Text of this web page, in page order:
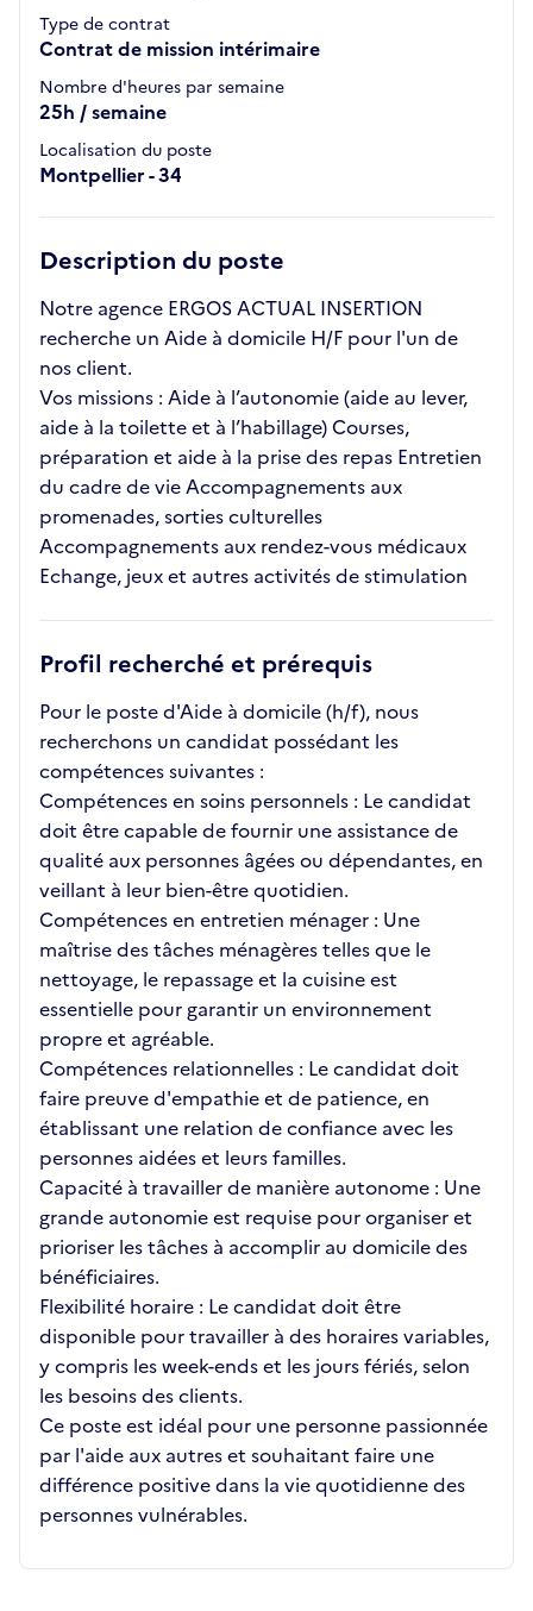
Type de contrat
Contrat de mission intérimaire
Nombre d'heures par semaine
25h / semaine
Localisation du poste
Montpellier - 34
Description du poste
Notre agence ERGOS ACTUAL INSERTION
recherche un Aide à domicile H/F pour l'un de
nos client.
Vos missions : Aide à l’autonomie (aide au lever,
aide à la toilette et à l’habillage) Courses,
préparation et aide à la prise des repas Entretien
du cadre de vie Accompagnements aux
promenades, sorties culturelles
Accompagnements aux rendez-vous médicaux
Echange, jeux et autres activités de stimulation
Profil recherché et prérequis
Pour le poste d'Aide à domicile (h/f), nous
recherchons un candidat possédant les
compétences suivantes :
Compétences en soins personnels : Le candidat
doit être capable de fournir une assistance de
qualité aux personnes âgées ou dépendantes, en
veillant à leur bien-être quotidien.
Compétences en entretien ménager : Une
maîtrise des tâches ménagères telles que le
nettoyage, le repassage et la cuisine est
essentielle pour garantir un environnement
propre et agréable.
Compétences relationnelles : Le candidat doit
faire preuve d'empathie et de patience, en
établissant une relation de confiance avec les
personnes aidées et leurs familles.
Capacité à travailler de manière autonome : Une
grande autonomie est requise pour organiser et
prioriser les tâches à accomplir au domicile des
bénéficiaires.
Flexibilité horaire : Le candidat doit être
disponible pour travailler à des horaires variables,
y compris les week-ends et les jours fériés, selon
les besoins des clients.
Ce poste est idéal pour une personne passionnée
par l'aide aux autres et souhaitant faire une
différence positive dans la vie quotidienne des
personnes vulnérables.